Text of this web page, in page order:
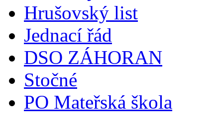
Hrušovský list
Jednací řád
DSO ZÁHORAN
Stočné
PO Mateřská škola